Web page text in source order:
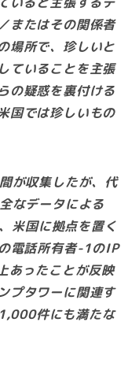
またはその関係者
場所で、珍しいと
ていることを主張
の疑惑を裏付ける
国では珍しいもの
が収集したが、代
なデータによる
米国に拠点を置く
電話所有者-1のIP
あったことが反映
プタワーに関連す
件にも満たな